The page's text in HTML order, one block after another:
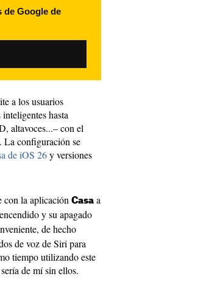
de Google de
a los usuarios
hasta
altavoces...– con el
La configuración se
de iOS 26y versiones
con la aplicación Casa a
y su apagado
de hecho
de voz de Siri para
tiempo utilizando este
de mí sin ellos.